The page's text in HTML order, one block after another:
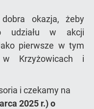
okazja, żeby
udziału w akcji
pierwsze w tym
Krzyżowicach i
i czekamy na
2025 r.) o